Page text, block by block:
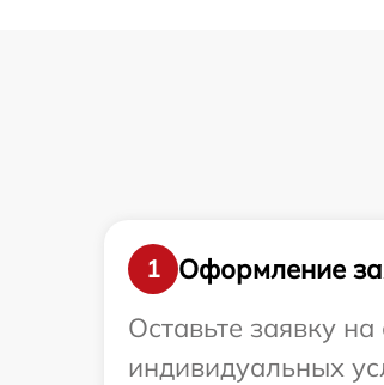
1
Оформление
Оставьте заявку
индивидуальных